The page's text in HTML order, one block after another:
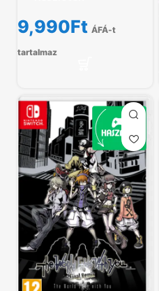
9,990Ft ÁFÁ-t
tartalmaz